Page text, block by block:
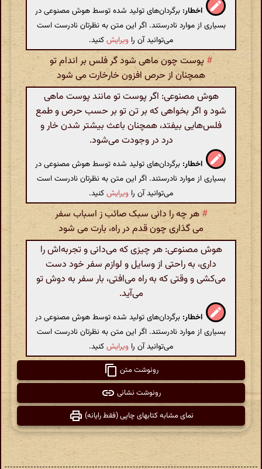
اخطار: برگردان‌های تولید شده توسط هوش مصنوعی در
بسیاری از موارد نادرستند. اگر این متن به نظرتان نادرست است
می‌توانید آن را ویرایشکنید.
# پوست چون ماهی شود گر فلس بر اندام تو
همچنان از حرص افزون خارخارت می شود
هوش مصنوعی: اگر پوست تو مانند پوست ماهی
شود و اگر بخواهی که بر تن تو بر حسب حرص و طمع
فلس‌هایی بیفتد، همچنان باعث بیشتر شدن خار و
درد در وجودت می‌شود.
اخطار: برگردان‌های تولید شده توسط هوش مصنوعی در
بسیاری از موارد نادرستند. اگر این متن به نظرتان نادرست است
می‌توانید آن را ویرایشکنید.
# هر چه را دانی سبک صائب ز اسباب سفر
می گذاری چون قدم در راه، بارت می شود
هوش مصنوعی: هر چیزی که می‌دانی و تجربه‌اش را
داری، به راحتی از وسایل و لوازم سفر خود دست
می‌کشی و وقتی که به راه می‌افتی، بار سفر به دوش تو
می‌آید.
اخطار: برگردان‌های تولید شده توسط هوش مصنوعی در
بسیاری از موارد نادرستند. اگر این متن به نظرتان نادرست است
می‌توانید آن را ویرایشکنید.
رونوشت متن
رونوشت نشانی
نمای مشابه کتابهای چاپی (فقط رایانه)